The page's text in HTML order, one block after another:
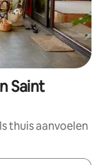
Saint
thuis aanvoelen